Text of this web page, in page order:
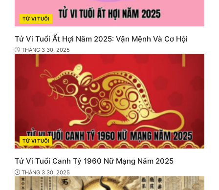
CATEGORIES
TỬ VI TUỔI
Tử Vi Tuổi Ất Hợi Năm 2025: Vận Mệnh Và Cơ Hội
THÁNG 3 30, 2025
CATEGORIES
TỬ VI TUỔI
Tử Vi Tuổi Canh Tý 1960 Nữ Mạng Năm 2025
THÁNG 3 30, 2025